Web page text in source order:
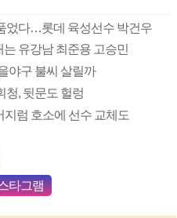
었다…롯데 육성선수 박건우
유강남 최준용 고승민
야구 불씨 살릴까
, 뒷문도 헐렁
럼 호소에 선수 교체도
타그램